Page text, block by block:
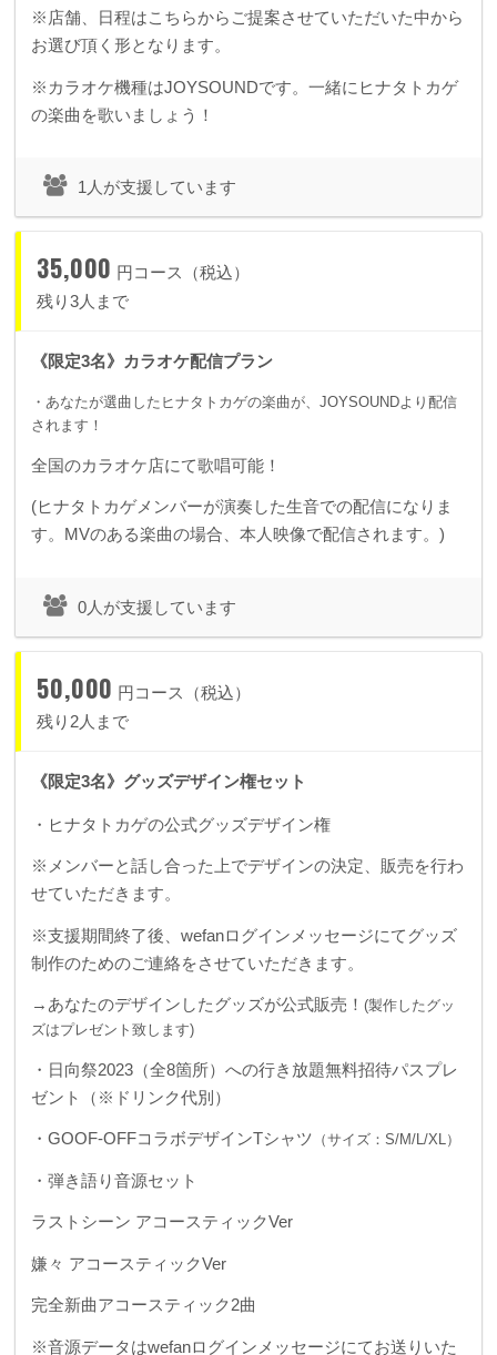
※店舗、日程はこちらからご提案させていただいた中から
お選び頂く形となります。
※カラオケ機種はJOYSOUNDです。一緒にヒナタトカゲ
の楽曲を歌いましょう！
1人が支援しています
35,000 円コース（税込）
残り3人まで
《限定3名》カラオケ配信プラン
・あなたが選曲したヒナタトカゲの楽曲が、JOYSOUNDより配信
されます！
全国のカラオケ店にて歌唱可能！
(ヒナタトカゲメンバーが演奏した生音での配信になりま
す。MVのある楽曲の場合、本人映像で配信されます。)
0人が支援しています
50,000 円コース（税込）
残り2人まで
《限定3名》グッズデザイン権セット
・ヒナタトカゲの公式グッズデザイン権
※メンバーと話し合った上でデザインの決定、販売を行わ
せていただきます。
※支援期間終了後、wefanログインメッセージにてグッズ
制作のためのご連絡をさせていただきます。
→あなたのデザインしたグッズが公式販売！ (製作したグッ
ズはプレゼント致します)
・日向祭2023（全8箇所）への行き放題無料招待パスプレ
ゼント（※ドリンク代別）
・GOOF-OFFコラボデザインTシャツ （サイズ：S/M/L/XL）
・弾き語り音源セット
ラストシーン アコースティックVer
嫌々 アコースティックVer
完全新曲アコースティック2曲
※音源データはwefanログインメッセージにてお送りいた